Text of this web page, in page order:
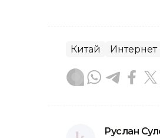
Китай Интернет
Руслан